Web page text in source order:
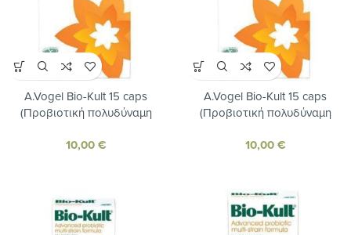
A.Vogel Bio-Kult 15 caps
(Προβιοτική πολυδύναμη
υγείας του πεπτικού και
10,00€
A.Vogel Bio-Kult 15 caps
(Προβιοτική πολυδύναμη
υγείας του πεπτικού και
10,00€